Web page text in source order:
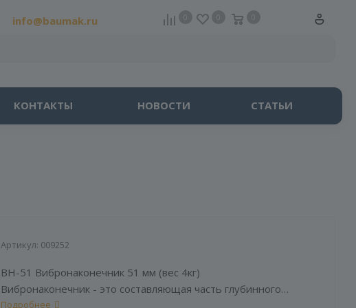
info@baumak.ru
КОНТАКТЫ НОВОСТИ СТАТЬИ
Артикул: 009252
ВН-51 Вибронаконечник 51 мм (вес 4кг)
Вибронаконечник - это составляющая часть глубинного
Подробнее